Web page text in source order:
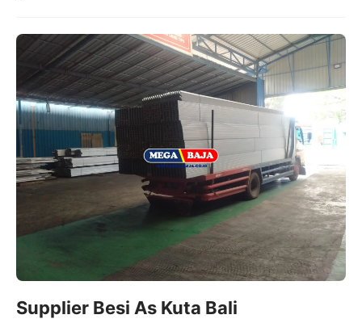
Supplier Besi As Kuta Bali